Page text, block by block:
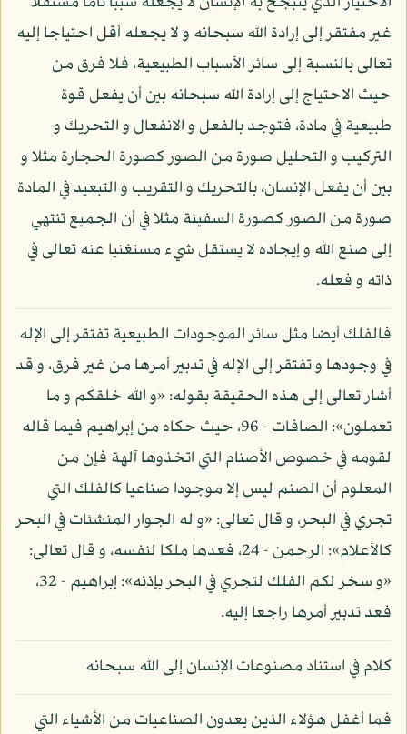
غير مفتقر إلى إرادة الله سبحانه و لا يجعله أقل احتياجا إليه
تعالى بالنسبة إلى سائر الأسباب الطبيعية، فلا فرق من
حيث الاحتياج إلى إرادة الله سبحانه بين أن يفعل قوة
طبيعية في مادة، فتوجد بالفعل و الانفعال و التحريك و
التركيب و التحليل صورة من الصور كصورة الحجارة مثلا و
بين أن يفعل الإنسان، بالتحريك و التقريب و التبعيد في المادة
صورة من الصور كصورة السفينة مثلا في أن الجميع تنتهي
إلى صنع الله و إيجاده لا يستقل شيء مستغنيا عنه تعالى في
ذاته و فعله.
فالفلك أيضا مثل سائر الموجودات الطبيعية تفتقر إلى الإله
في وجودها و تفتقر إلى الإله في تدبير أمرها من غير فرق، و قد
أشار تعالى إلى هذه الحقيقة بقوله: «و الله خلقكم و ما
تعملون»: الصافات - 96، حيث حكاه من إبراهيم فيما قاله
لقومه في خصوص الأصنام التي اتخذوها آلهة فإن من
المعلوم أن الصنم ليس إلا موجودا صناعيا كالفلك التي
تجري في البحر، و قال تعالى: «و له الجوار المنشئات في البحر
كالأعلام»: الرحمن - 24، فعدها ملكا لنفسه، و قال تعالى:
«و سخر لكم الفلك لتجري في البحر بإذنه»: إبراهيم - 32،
فعد تدبير أمرها راجعا إليه.
كلام في استناد مصنوعات الإنسان إلى الله سبحانه
فما أغفل هؤلاء الذين يعدون الصناعيات من الأشياء التي